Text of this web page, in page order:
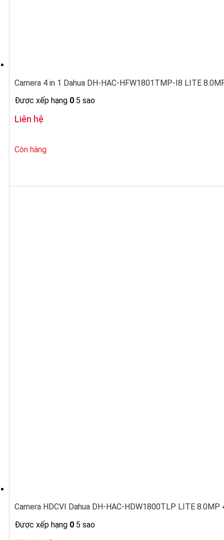
Camera 4 in 1 Dahua DH-HAC-HFW1801TMP-I8 LITE
Được xếp hạng 0 5 sao
Liên hệ
Còn hàng
Camera HDCVI Dahua DH-HAC-HDW1800TLP LITE 8.0MP
Được xếp hạng 0 5 sao